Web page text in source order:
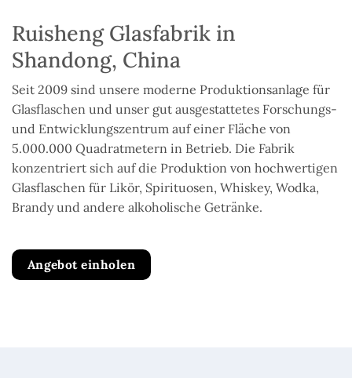
Ruisheng Glasfabrik in
Shandong, China
Seit 2009 sind unsere moderne Produktionsanlage für
Glasflaschen und unser gut ausgestattetes Forschungs-
und Entwicklungszentrum auf einer Fläche von
5.000.000 Quadratmetern in Betrieb. Die Fabrik
konzentriert sich auf die Produktion von hochwertigen
Glasflaschen für Likör, Spirituosen, Whiskey, Wodka,
Brandy und andere alkoholische Getränke.
Angebot einholen